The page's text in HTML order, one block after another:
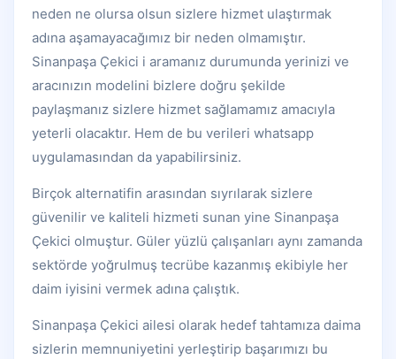
neden ne olursa olsun sizlere hizmet ulaştırmak
adına aşamayacağımız bir neden olmamıştır.
Sinanpaşa Çekici i aramanız durumunda yerinizi ve
aracınızın modelini bizlere doğru şekilde
paylaşmanız sizlere hizmet sağlamamız amacıyla
yeterli olacaktır. Hem de bu verileri whatsapp
uygulamasından da yapabilirsiniz.
Birçok alternatifin arasından sıyrılarak sizlere
güvenilir ve kaliteli hizmeti sunan yine Sinanpaşa
Çekici olmuştur. Güler yüzlü çalışanları aynı zamanda
sektörde yoğrulmuş tecrübe kazanmış ekibiyle her
daim iyisini vermek adına çalıştık.
Sinanpaşa Çekici ailesi olarak hedef tahtamıza daima
sizlerin memnuniyetini yerleştirip başarımızı bu